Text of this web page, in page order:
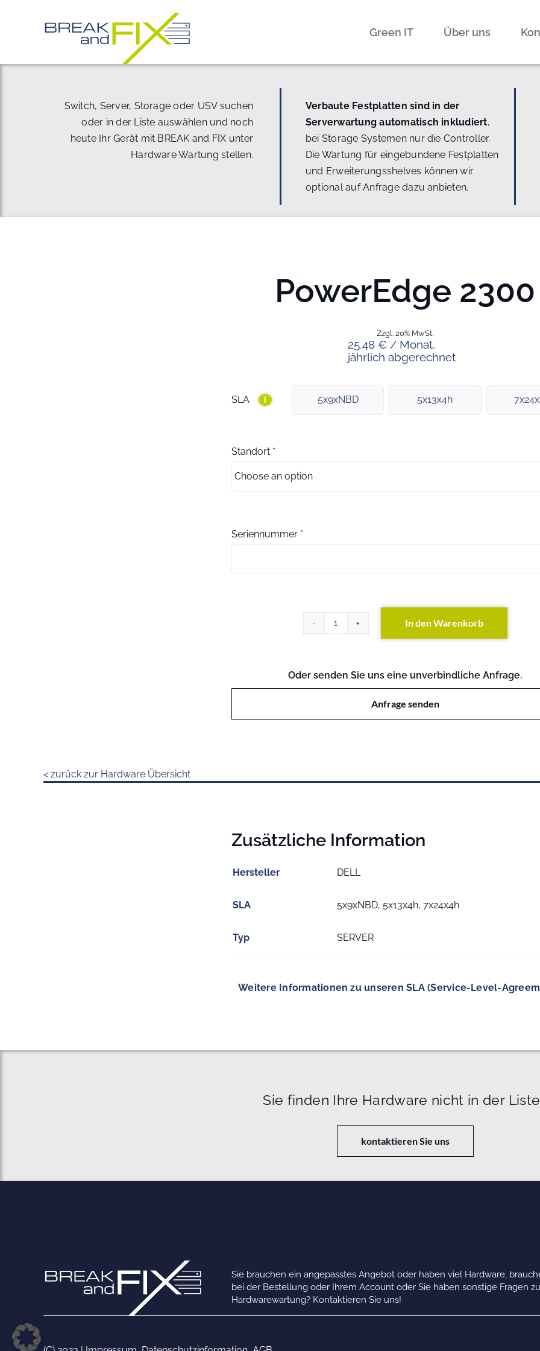
Green IT Über uns
Switch, Server, Storage oder USV suchen
oder in der Liste auswählen und noch
heute Ihr Gerät mit BREAK and FIX unter
Hardware Wartung stellen.
Verbaute Festplatten sind in der
Serverwartung automatisch inkludiert,
bei Storage Systemen nur die Controller.
Die Wartung für eingebundene Festplatten
und Erweiterungsshelves können wir
optional auf Anfrage dazu anbieten.
PowerEdge 2300
25.48 € / Monat,
jährlich abgerechnet
Zzgl. 20% MwSt.
SLA i 5x9xNBD 5x13x4h
Standort *
Seriennummer *
PowerEdge
In den Warenkorb
Oder senden Sie uns eine unverbindliche Anfrage.
Anfrage senden
< zurück zur Hardware Übersicht
Zusätzliche Information
Hersteller DELL
SLA 5x9xNBD, 5x13x4h, 7x24x4h
Typ SERVER
Weitere Informationen zu unseren SLA (Service-Level-
Sie finden Ihre Hardware nicht in der
kontaktieren Sie uns
Sie brauchen ein angepasstes Angebot oder haben viel Hardware,
bei der Bestellung oder Ihrem Account oder Sie haben sonstige Fragen zu
Hardwarewartung? Kontaktieren Sie uns!